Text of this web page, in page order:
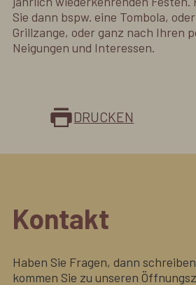
Sie dann bspw. eine Tombola,
Grillzange, oder ganz nach Ihren
Neigungen und Interessen.
DRUCKEN
Kontakt
Haben Sie Fragen, dann
kommen Sie zu unseren